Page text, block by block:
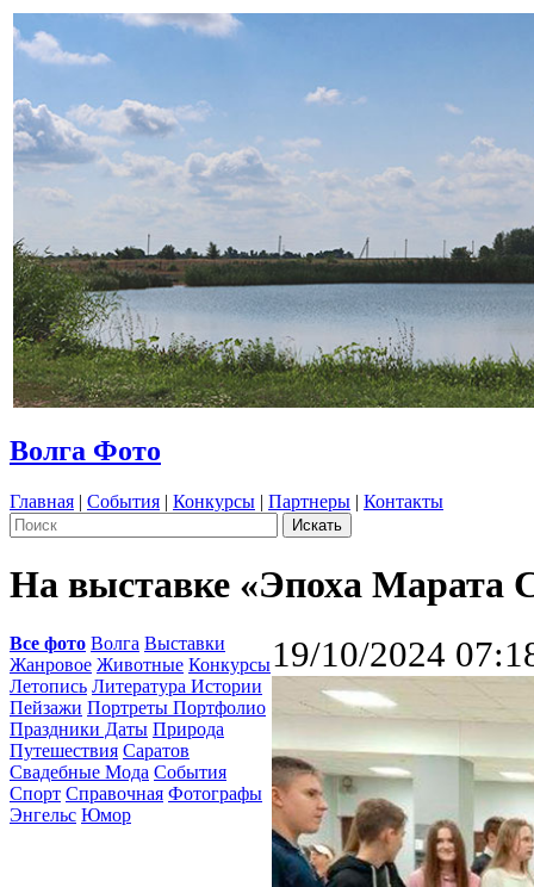
Волга Фото
Главная | События | Конкурсы | Партнеры | Контакты
На выставке «Эпоха Марата
Все фото Волга Выставки
Жанровое Животные Конкурсы
Летопись Литература Истории
Пейзажи Портреты Портфолио
Праздники Даты Природа
Путешествия Саратов
Свадебные Мода События
Спорт Справочная Фотографы
Энгельс Юмор
19/10/2024